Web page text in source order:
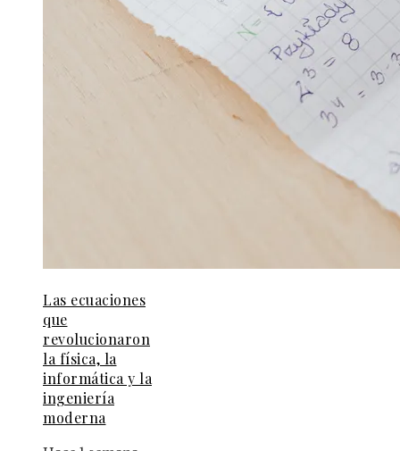
Las ecuaciones
que
revolucionaron
la física, la
informática y la
ingeniería
moderna